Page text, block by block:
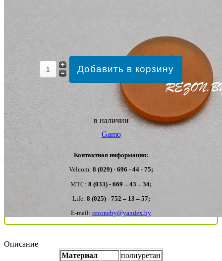
в наличии
Gamo
Контактная информация:
Velcom: 8 (029) - 696 - 44 - 75;
MTC: 8 (033) - 669 – 43 – 34;
Life: 8 (025) - 752 – 13 – 57;
E-mail: rezoneby@yandex.by
Описание
Материал
полиуретан